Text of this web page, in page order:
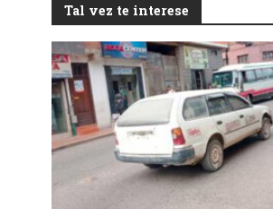
Tal vez te interese